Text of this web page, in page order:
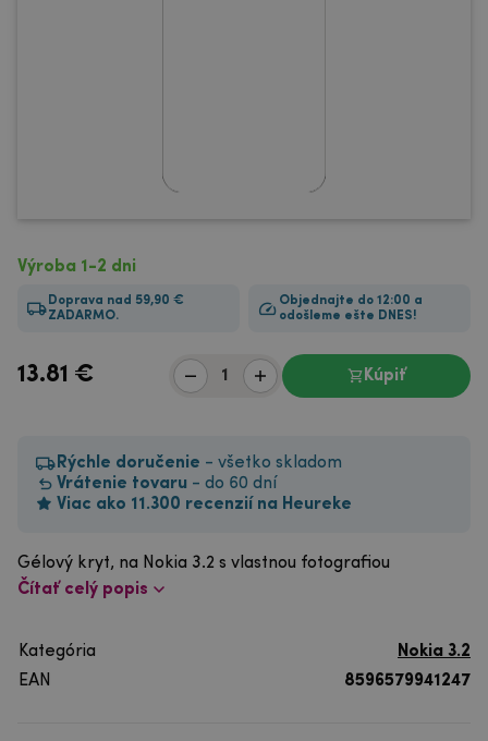
Výroba 1-2 dni
Doprava nad 59,90 €
ZADARMO.
Objednajte do 12:00 a
odošleme ešte DNES!
13.81 € Kúpiť
Rýchle doručenie - všetko skladom
Vrátenie tovaru - do 60 dní
Viac ako 11.300 recenzií na Heureke
Gélový kryt, na Nokia 3.2 s vlastnou fotografiou
Čítať celý popis
Kategória
Nokia 3.2
EAN
8596579941247